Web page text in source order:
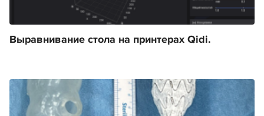
Выравнивание стола на принтерах Qidi.